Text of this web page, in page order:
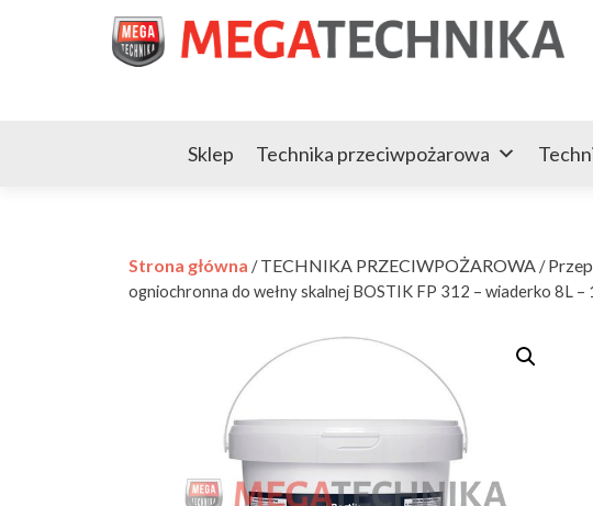
Sklep Technika przeciwpożarowa
Strona główna /TECHNIKA PRZECIWPOŻAROWA/
ogniochronna do wełny skalnej BOSTIK FP 312 – wiaderko 8L –